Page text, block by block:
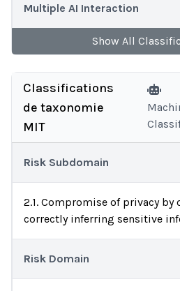
Multiple AI Interaction
Show All
Classifications
de taxonomie
MIT
Risk Subdomain
2.1. Compromise of privacy
correctly inferring sensitive
Risk Domain